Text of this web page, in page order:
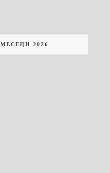
2026